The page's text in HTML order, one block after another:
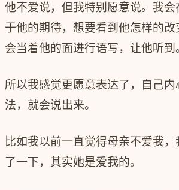
他不爱说，但我特别愿意说。我
于他的期待，想要看到他怎样的
会当着他的面进行语写，让他听到
所以我感觉更愿意表达了，自己
法，就会说出来。
比如我以前一直觉得母亲不爱我
了一下，其实她是爱我的。